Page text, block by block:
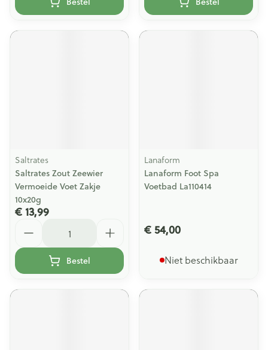
Saltrates
Saltrates Zout Zeewier
Vermoeide Voet Zakje
10x20g
€ 13,99
Bestel
Lanaform
Lanaform Foot Spa
Voetbad La110414
€ 54,00
Niet beschikbaar